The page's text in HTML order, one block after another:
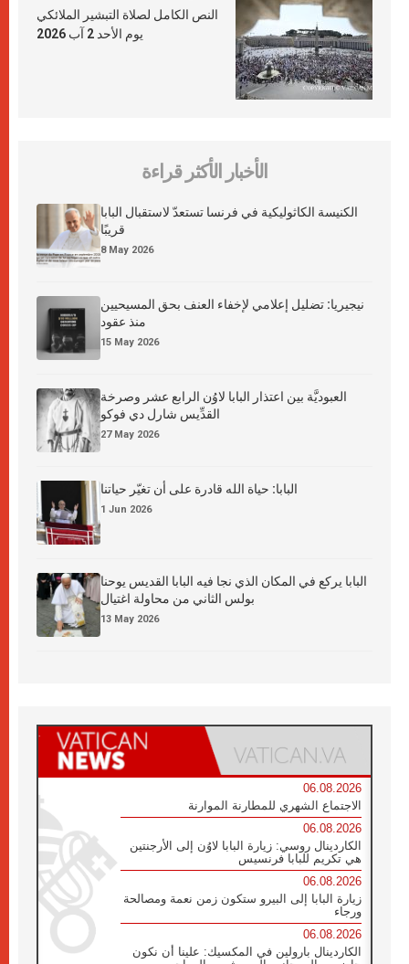
النص الكامل لصلاة التبشير الملائكي
يوم الأحد 2 آب 2026
الأخبار الأكثر قراءة
الكنيسة الكاثوليكية في فرنسا تستعدّ لاستقبال البابا
قريبًا
8 May 2026
نيجيريا: تضليل إعلامي لإخفاء العنف بحق المسيحيين
منذ عقود
15 May 2026
العبوديَّة بين اعتذار البابا لاوُن الرابع عشر وصرخة
القدِّيس شارل دي فوكو
27 May 2026
البابا: حياة الله قادرة على أن تغيّر حياتنا
1 Jun 2026
البابا يركع في المكان الذي نجا فيه البابا القديس يوحنا
بولس الثاني من محاولة اغتيال
13 May 2026
06.08.2026
الاجتماع الشهري للمطارنة الموارنة
06.08.2026
الكاردينال روسي: زيارة البابا لاوُن إلى الأرجنتين
هي تكريم للبابا فرنسيس
06.08.2026
زيارة البابا إلى البيرو ستكون زمن نعمة ومصالحة
ورجاء
06.08.2026
الكاردينال بارولين في المكسيك: علينا أن نكون